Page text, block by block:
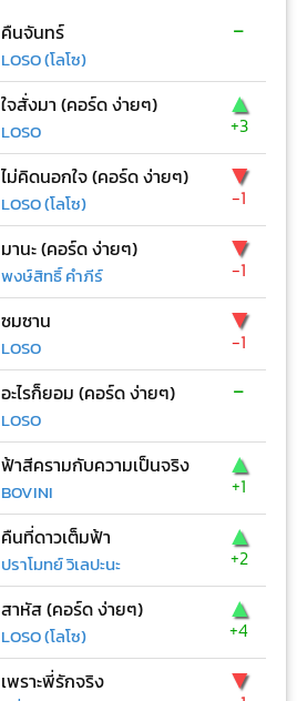
คืนจันทร์
LOSO (โลโซ)
-
ใจสั่งมา (คอร์ด ง่ายๆ)
LOSO
▲
+3
ไม่คิดนอกใจ (คอร์ด ง่ายๆ)
LOSO (โลโซ)
▼
-1
มานะ (คอร์ด ง่ายๆ)
พงษ์สิทธิ์ คำภีร์
▼
-1
ซมซาน
LOSO
▼
-1
อะไรก็ยอม (คอร์ด ง่ายๆ)
LOSO
-
ฟ้าสีครามกับความเป็นจริง
BOVINI
▲
+1
คืนที่ดาวเต็มฟ้า
ปราโมทย์ วิเลปะนะ
▲
+2
สาหัส (คอร์ด ง่ายๆ)
LOSO (โลโซ)
▲
+4
เพราะพี่รักจริง ▼